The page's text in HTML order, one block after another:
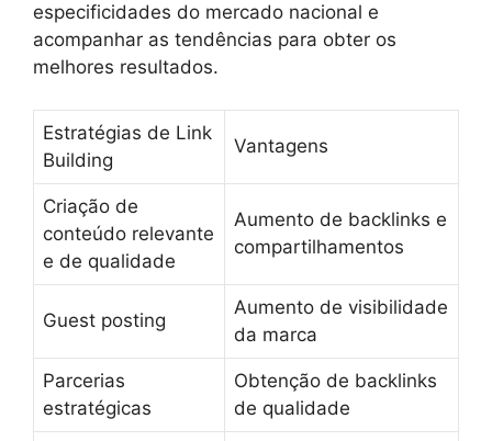
especificidades do mercado nacional e
acompanhar as tendências para obter os
melhores resultados.
Estratégias de Link
Building
Vantagens
Criação de
conteúdo relevante
e de qualidade
Aumento de backlinks e
compartilhamentos
Guest posting
Aumento de visibilidade
da marca
Parcerias
estratégicas
Obtenção de backlinks
de qualidade